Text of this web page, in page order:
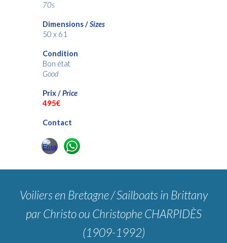
70s
Dimensions /Sizes
50 x 61
Condition
Bon état
Good
Prix /Price
495€
Contact
Voiliers en Bretagne / Sailboats in Brittany
par Christo ou Christophe CHARPIDÈS
(1909-1992)